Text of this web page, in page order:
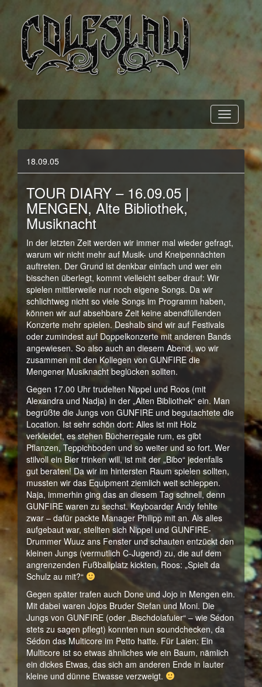
Coleslaw
18.09.05
TOUR DIARY – 16.09.05 |
MENGEN, Alte Bibliothek,
Musiknacht
In der letzten Zeit werden wir immer mal wieder gefragt,
warum wir nicht mehr auf Musik- und Kneipennächten
auftreten. Der Grund ist denkbar einfach und wer ein
bisschen überlegt, kommt vielleicht selber drauf: Wir
spielen mittlerweile nur noch eigene Songs. Da wir
schlichtweg nicht so viele Songs im Programm haben,
können wir auf absehbare Zeit keine abendfüllenden
Konzerte mehr spielen. Deshalb sind wir auf Festivals
oder zumindest auf Doppelkonzerte mit anderen Bands
angewiesen. So also auch an diesem Abend, wo wir
zusammen mit den Kollegen von GUNFIRE die
Mengener Musiknacht beglücken sollten.
Gegen 17.00 Uhr trudelten Nippel und Roos (mit
Alexandra und Nadja) in der „Alten Bibliothek“ ein. Man
begrüßte die Jungs von GUNFIRE und begutachtete die
Location. Ist sehr schön dort: Alles ist mit Holz
verkleidet, es stehen Bücherregale rum, es gibt
Pflanzen, Teppichboden und so weiter und so fort. Wer
stilvoll ein Bier trinken will, ist mit der „Bibo“ jedenfalls
gut beraten! Da wir im hintersten Raum spielen sollten,
mussten wir das Equipment ziemlich weit schleppen.
Naja, immerhin ging das an diesem Tag schnell, denn
GUNFIRE waren zu sechst. Keyboarder Andy fehlte
zwar – dafür packte Manager Philipp mit an. Als alles
aufgebaut war, stellten sich Nippel und GUNFIRE-
Drummer Wuuz ans Fenster und schauten entzückt den
kleinen Jungs (vermutlich C-Jugend) zu, die auf dem
angrenzenden Fußballplatz kickten. Roos: „Spielt da
Schulz au mit?“
Gegen später trafen auch Done und Jojo in Mengen ein.
Mit dabei waren Jojos Bruder Stefan und Moni. Die
Jungs von GUNFIRE (oder „Bischdolafuier“ – wie Sédon
stets zu sagen pflegt) konnten nun soundchecken, da
Sédon das Multicore im Petto hatte. Für Laien: Ein
Multicore ist so etwas ähnliches wie ein Baum, nämlich
ein dickes Etwas, das sich am anderen Ende in lauter
kleine und dünne Etwasse verzweigt.